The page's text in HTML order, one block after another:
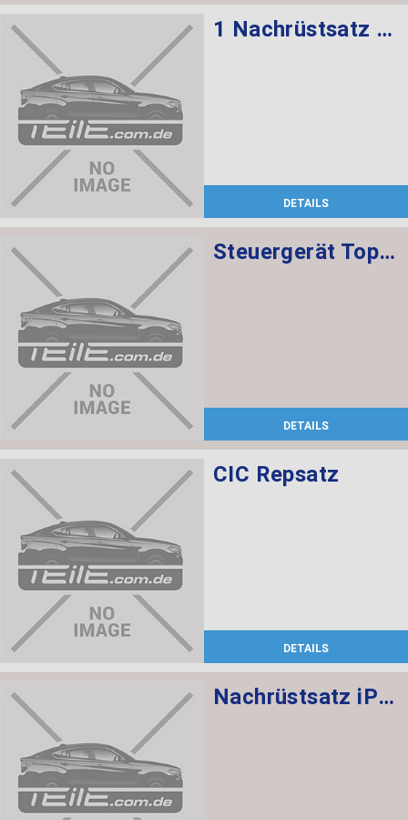
1 Nachrüstsatz Bang & Olufsen
DETAILS
Steuergerät Top View
DETAILS
CIC Repsatz
DETAILS
Nachrüstsatz iPod-Anschluss